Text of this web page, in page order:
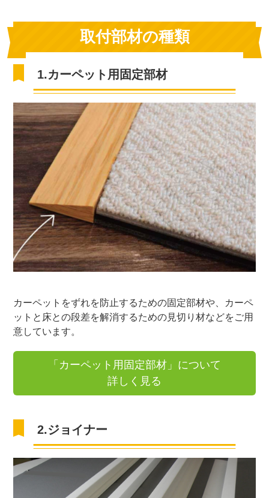
取付部材の種類
1.カーペット用固定部材
カーペットをずれを防止するための固定部材や、カーペ
ットと床との段差を解消するための見切り材などをご用
意しています。
「カーペット用固定部材」について
詳しく見る
2.ジョイナー